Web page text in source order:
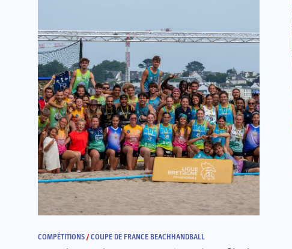
COMPÉTITIONS /COUPE DE FRANCE BEACHHANDBALL